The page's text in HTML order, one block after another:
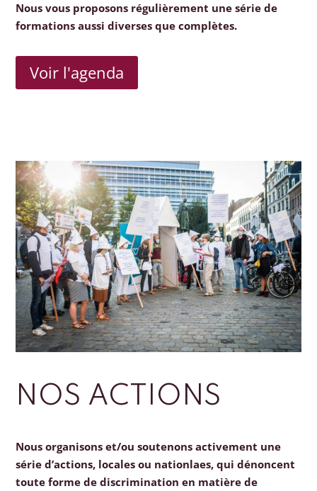
Nous vous proposons régulièrement une série de
formations aussi diverses que complètes.
Voir l'agenda
NOS ACTIONS
Nous organisons et/ou soutenons activement une
série d’actions, locales ou nationlaes, qui dénoncent
toute forme de discrimination en matière de